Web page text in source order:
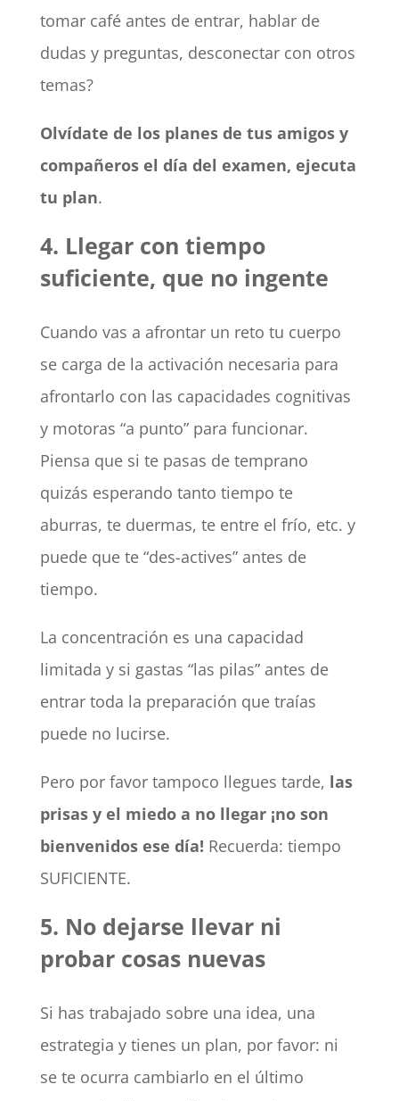
tomar café antes de entrar, hablar de
dudas y preguntas, desconectar con otros
temas?
Olvídate de los planes de tus amigos y
compañeros el día del examen, ejecuta
tu plan.
4. Llegar con tiempo
suficiente, que no ingente
Cuando vas a afrontar un reto tu cuerpo
se carga de la activación necesaria para
afrontarlo con las capacidades cognitivas
y motoras “a punto” para funcionar.
Piensa que si te pasas de temprano
quizás esperando tanto tiempo te
aburras, te duermas, te entre el frío, etc. y
puede que te “des-actives” antes de
tiempo.
La concentración es una capacidad
limitada y si gastas “las pilas” antes de
entrar toda la preparación que traías
puede no lucirse.
Pero por favor tampoco llegues tarde, las
prisas y el miedo a no llegar ¡no son
bienvenidos ese día! Recuerda: tiempo
SUFICIENTE.
5. No dejarse llevar ni
probar cosas nuevas
Si has trabajado sobre una idea, una
estrategia y tienes un plan, por favor: ni
se te ocurra cambiarlo en el último